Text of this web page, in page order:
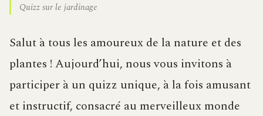
Quizz sur le jardinage
Salut à tous les amoureux de la nature et des
plantes ! Aujourd’hui, nous vous invitons à
participer à un quizz unique, à la fois amusant
et instructif, consacré au merveilleux monde